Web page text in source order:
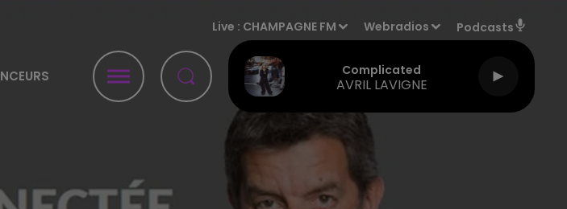
Live : CHAMPAGNE FM Webradios Podcasts
Complicated
AVRIL LAVIGNE